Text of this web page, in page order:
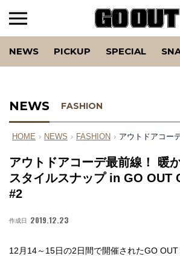
NEWS PICKUP SPECIAL
NEWS FASHION
HOME › NEWS › FASHION › アウトドアコー
アウトドアコーデ最前線！ 暖
スタイルスナップ in GO OUT
#2
作成日 2019.12.23
12月14～15日の2日間で開催されたGO